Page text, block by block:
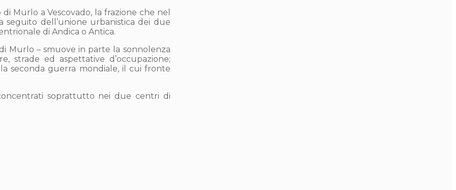
Murlo a Vescovado, la frazione che nel
seguito dell’unione urbanistica dei due
di Andica o Antica.
Murlo – smuove in parte la sonnolenza
strade ed aspettative d’occupazione;
la seconda guerra mondiale, il cui fronte
soprattutto nei due centri di